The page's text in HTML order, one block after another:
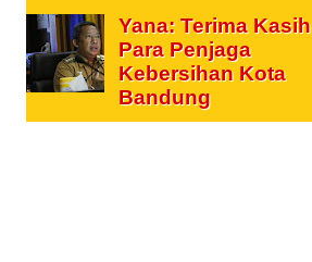
Yana: Terima Kasih
Para Penjaga
Kebersihan Kota
Bandung